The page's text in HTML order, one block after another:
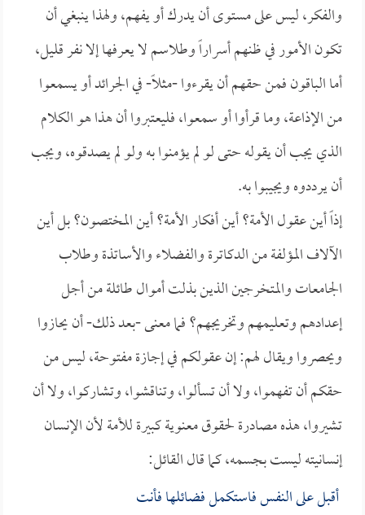
والفكر، ليس على مستوى أن يدرك أو يفهم، ولهذا ينبغي أن
تكون الأمور في ظنهم أسراراً وطلاسم لا يعرفها إلا نفر قليل،
أما الباقون فمن حقهم أن يقرءوا -مثلاً- في الجرائد أو يسمعوا
من الإذاعة، وما قرأوا أو سمعوا، فليعتبروا أن هذا هو الكلام
الذي يجب أن يقوله حتى لو لم يؤمنوا به ولو لم يصدقوه، ويجب
أن يرددوه ويجيبوا به.
إذاً أين عقول الأمة؟ أين أفكار الأمة؟ أين المختصون؟ بل أين
الآلاف المؤلفة من الدكاترة والفضلاء والأساتذة وطلاب
الجامعات والمتخرجين الذين بذلت أموال طائلة من أجل
إعدادهم وتعليمهم وتخريجهم؟ فما معنى -بعد ذلك- أن يحازوا
ويحصروا ويقال لهم: إن عقولكم في إجازة مفتوحة، ليس من
حقكم أن تفهموا، ولا أن تسألوا، وتناقشوا، وتشاركوا، ولا أن
تشيروا، هذه مصادرة لحقوق معنوية كبيرة للأمة لأن الإنسان
إنسانيته ليست بجسمه، كما قال القائل:
أقبل على النفس فاستكمل فضائلها فأنت